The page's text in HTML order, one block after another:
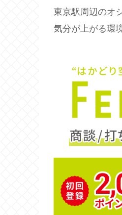
東京駅周辺のオ
気分が上がる環